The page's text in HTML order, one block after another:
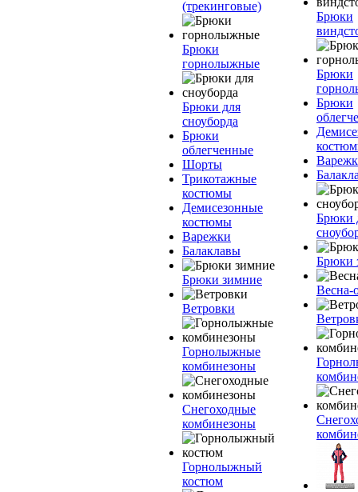
(трекинговые)
Брюки
горнолыжные
Брюки для
сноуборда
Брюки
облегченные
Шорты
Трикотажные
костюмы
Демисезонные
костюмы
Варежки
Балаклавы
Брюки зимние
Ветровки
Горнолыжные
комбинезоны
Снегоходные
комбинезоны
Горнолыжный
костюм
Брюки
Брюки
Брюки
Брюки
Брюки
Весна-